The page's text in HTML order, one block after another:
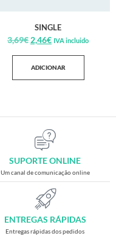
SINGLE
3,69€ 2,46€ IVA incluido
ADICIONAR
SUPORTE ONLINE
Um canal de comunicação online
ENTREGAS RÁPIDAS
Entregas rápidas dos pedidos